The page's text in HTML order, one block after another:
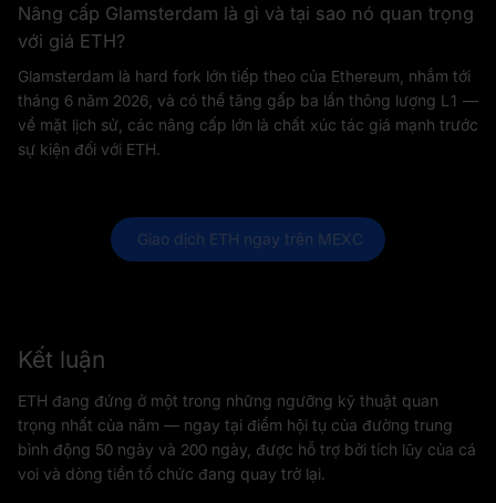
Nâng cấp Glamsterdam là gì và tại sao nó quan trọng
với giá ETH?
Glamsterdam là hard fork lớn tiếp theo của Ethereum, nhắm tới
tháng 6 năm 2026, và có thể tăng gấp ba lần thông lượng L1 —
về mặt lịch sử, các nâng cấp lớn là chất xúc tác giá mạnh trước
sự kiện đối với ETH.
Giao dịch ETH ngay trên MEXC
Kết luận
ETH đang đứng ở một trong những ngưỡng kỹ thuật quan
trọng nhất của năm — ngay tại điểm hội tụ của đường trung
bình động 50 ngày và 200 ngày, được hỗ trợ bởi tích lũy của cá
voi và dòng tiền tổ chức đang quay trở lại.